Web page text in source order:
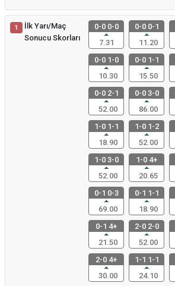
1
İlk Yarı/Maç
Sonucu Skorları
0-0 0-0
7.31
0-0 0-1
11.20
0-0 1-0
10.30
0-0 1-1
15.50
0-0 2-1
52.00
0-0 3-0
86.00
1-0 1-1
18.90
1-0 1-2
52.00
1-0 3-0
52.00
1-0 4+
20.65
0-1 0-3
69.00
0-1 1-1
18.90
0-1 4+
21.50
2-0 2-0
52.00
2-0 4+
30.00
1-1 1-1
24.10